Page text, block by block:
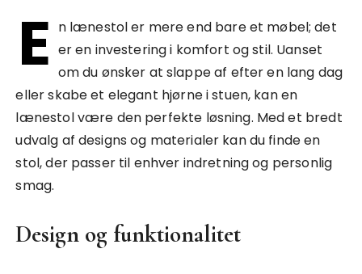
E n lænestol er mere end bare et møbel; det
er en investering i komfort og stil. Uanset
om du ønsker at slappe af efter en lang dag
eller skabe et elegant hjørne i stuen, kan en
lænestol være den perfekte løsning. Med et bredt
udvalg af designs og materialer kan du finde en
stol, der passer til enhver indretning og personlig
smag.
Design og funktionalitet